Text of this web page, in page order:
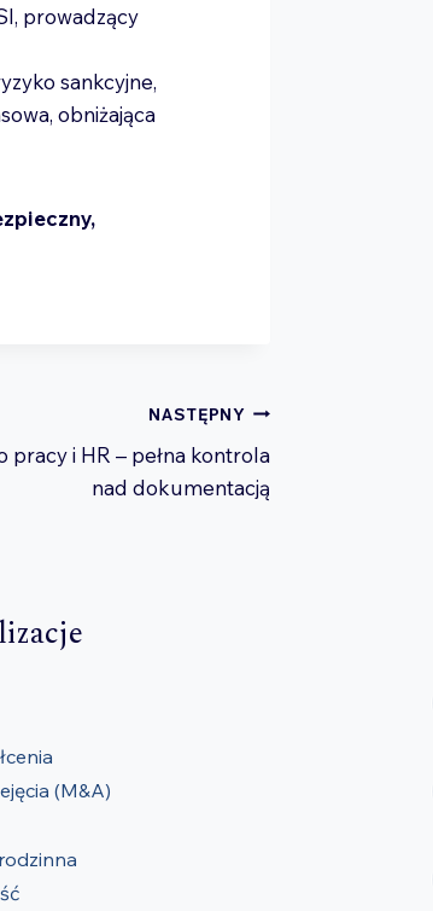
prowadzący
sankcyjne,
obniżająca
NASTĘPNY
pracy i HR – pełna kontrola
nad dokumentacją
(M&A)